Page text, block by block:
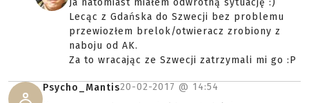
Ja natomiast miałem odwrotną sytuację :)
Lecąc z Gdańska do Szwecji bez problemu
przewiozłem brelok/otwieracz zrobiony z
naboju od AK.
Za to wracając ze Szwecji zatrzymali mi go :P
Psycho_Mantis20-02-2017 @ 14:54